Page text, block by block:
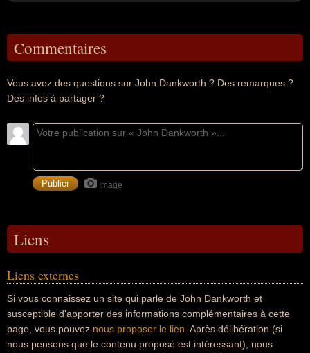
Commentaires
Vous avez des questions sur John Dankworth ? Des remarques ?
Des infos à partager ?
Image
Liens
Liens externes
Si vous connaissez un site qui parle de John Dankworth et
susceptible d'apporter des informations complémentaires à cette
page, vous pouvez nous proposer le lien . Après délibération (si
nous pensons que le contenu proposé est intéressant), nous